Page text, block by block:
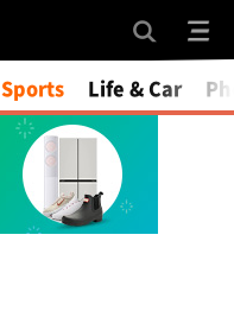
Sports Life & Car